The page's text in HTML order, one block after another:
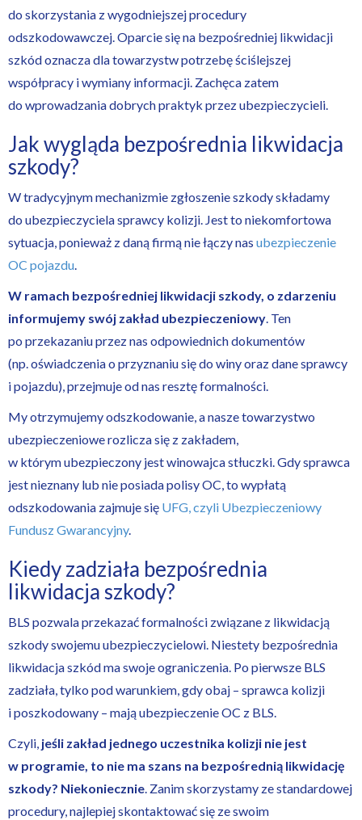
do skorzystania z wygodniejszej procedury
odszkodowawczej. Oparcie się na bezpośredniej likwidacji
szkód oznacza dla towarzystw potrzebę ściślejszej
współpracy i wymiany informacji. Zachęca zatem
do wprowadzania dobrych praktyk przez ubezpieczycieli.
Jak wygląda bezpośrednia likwidacja
szkody?
W tradycyjnym mechanizmie zgłoszenie szkody składamy
do ubezpieczyciela sprawcy kolizji. Jest to niekomfortowa
sytuacja, ponieważ z daną firmą nie łączy nas ubezpieczenie
OC pojazdu.
W ramach bezpośredniej likwidacji szkody, o zdarzeniu
informujemy swój zakład ubezpieczeniowy. Ten
po przekazaniu przez nas odpowiednich dokumentów
(np. oświadczenia o przyznaniu się do winy oraz dane sprawcy
i pojazdu), przejmuje od nas resztę formalności.
My otrzymujemy odszkodowanie, a nasze towarzystwo
ubezpieczeniowe rozlicza się z zakładem,
w którym ubezpieczony jest winowajca stłuczki. Gdy sprawca
jest nieznany lub nie posiada polisy OC, to wypłatą
odszkodowania zajmuje się UFG, czyli Ubezpieczeniowy
Fundusz Gwarancyjny.
Kiedy zadziała bezpośrednia
likwidacja szkody?
BLS pozwala przekazać formalności związane z likwidacją
szkody swojemu ubezpieczycielowi. Niestety bezpośrednia
likwidacja szkód ma swoje ograniczenia. Po pierwsze BLS
zadziała, tylko pod warunkiem, gdy obaj – sprawca kolizji
i poszkodowany – mają ubezpieczenie OC z BLS.
Czyli, jeśli zakład jednego uczestnika kolizji nie jest
w programie, to nie ma szans na bezpośrednią likwidację
szkody? Niekoniecznie. Zanim skorzystamy ze standardowej
procedury, najlepiej skontaktować się ze swoim